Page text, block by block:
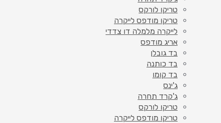
טריקו לורקס
טריקו מודפס לייקרה
לייקרה מלמלה דו צדדי
אריג מודפס
בד גובלן
בד כותנה
בד קומו
ג'ינס
ג'קרד תחרה
טריקו לורקס
טריקו מודפס לייקרה